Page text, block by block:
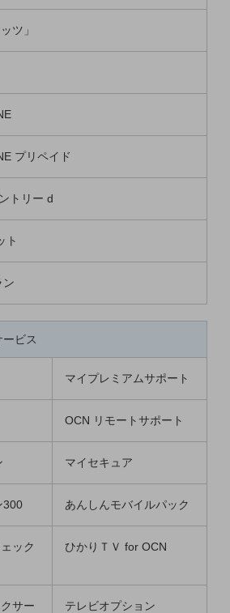
ン
有
ツ」
プリペイド
トリー d
ト
ン
ビス
マイプレミアムサポート
OCN リモートサポート
マイセキュア
300 あんしんモバイルパック
ック
ひかりＴＶ for OCN
サー
テレビオプション